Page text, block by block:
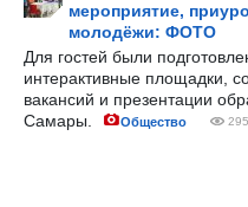
мероприятие,
молодёжи: ФОТО
Для гостей были
интерактивные площадки,
вакансий и презентации
Самары.
Общество